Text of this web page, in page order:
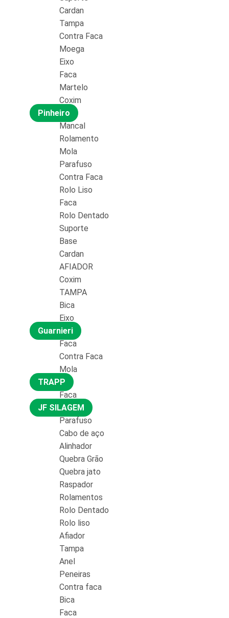
Cardan
Tampa
Contra Faca
Moega
Eixo
Faca
Martelo
Coxim
Pinheiro
Mancal
Rolamento
Mola
Parafuso
Contra Faca
Rolo Liso
Faca
Rolo Dentado
Suporte
Base
Cardan
AFIADOR
Coxim
TAMPA
Bica
Eixo
Guarnieri
Faca
Contra Faca
Mola
TRAPP
Faca
JF SILAGEM
Parafuso
Cabo de aço
Alinhador
Quebra Grão
Quebra jato
Raspador
Rolamentos
Rolo Dentado
Rolo liso
Afiador
Tampa
Anel
Peneiras
Contra faca
Bica
Faca